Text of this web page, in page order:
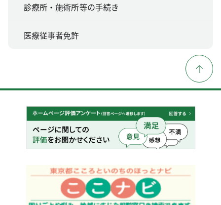
診療所・施術所等の手続き
医療従事者免許